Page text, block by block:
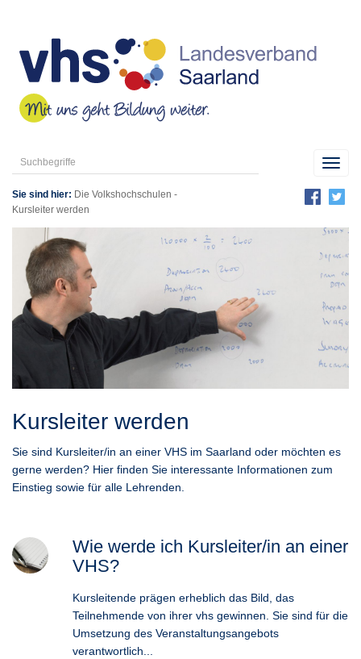
Sie sind hier: Die Volkshochschulen -
Kursleiter werden
Kursleiter werden
Sie sind Kursleiter/in an einer VHS im Saarland oder möchten es
gerne werden? Hier finden Sie interessante Informationen zum
Einstieg sowie für alle Lehrenden.
Wie werde ich Kursleiter/in an einer
VHS?
Kursleitende prägen erheblich das Bild, das
Teilnehmende von ihrer vhs gewinnen. Sie sind für die
Umsetzung des Veranstaltungsangebots
verantwortlich...